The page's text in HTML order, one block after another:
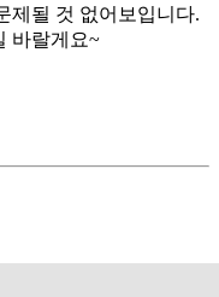
제될 것 없어보입니다.
바랄게요~